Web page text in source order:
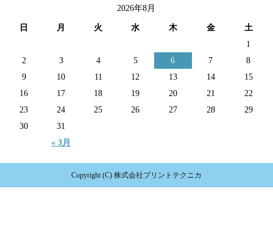
2026年8月
日 月 火 水 木 金 土
« 3月
1
2
3 4 5 6 7
8
9
10 11 12 13 14
15
16
17 18 19 20 21
22
23
24 25 26 27 28
29
30
31
Copyright (C) 株式会社プリントテクニカ